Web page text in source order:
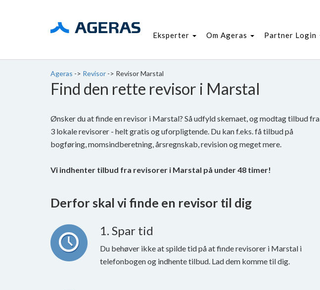
Eksperter Om Ageras Partner Login
Ageras -> Revisor -> Revisor Marstal
Find den rette revisor i Marstal
Ønsker du at finde en revisor i Marstal? Så udfyld skemaet, og modtag tilbud fra
3 lokale revisorer - helt gratis og uforpligtende. Du kan f.eks. få tilbud på
bogføring, momsindberetning, årsregnskab, revision og meget mere.
Vi indhenter tilbud fra revisorer i Marstal på under 48 timer!
Derfor skal vi finde en revisor til dig
1. Spar tid
Du behøver ikke at spilde tid på at finde revisorer i Marstal i
telefonbogen og indhente tilbud. Lad dem komme til dig.